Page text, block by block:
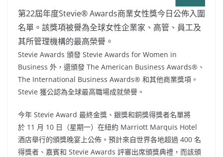
第22屆年度Stevie® Awards商業女性獎今日公佈入圍
名單。該獎項被譽為全球女性企業家、高管、員工及
其所管理機構的最高榮譽。
Stevie Awards 頒發 Stevie Awards for Women in
Business 外，還頒發 The American Business Awards®、
The International Business Awards® 和其他商業獎項。
Stevie 獲公認為全球最高職場成就榮譽。
今年 Stevie Award 最終金獎、銀獎和銅獎得獎者名單將
於 11 月 10 日（星期一）在紐約 Marriott Marquis Hotel
酒店舉行的頒獎晚宴上公佈。預計來自世界各地超過 400 名
得獎者、嘉賓和 Stevie Awards 評審出席頒獎典禮，而該頒